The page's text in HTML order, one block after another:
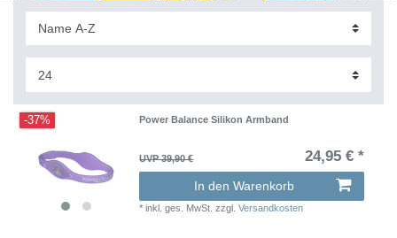
-37% Power Balance Silikon Armband
UVP 39,90 € 24,95 € *
In den Warenkorb
*inkl. ges. MwSt. zzgl.Versandkosten